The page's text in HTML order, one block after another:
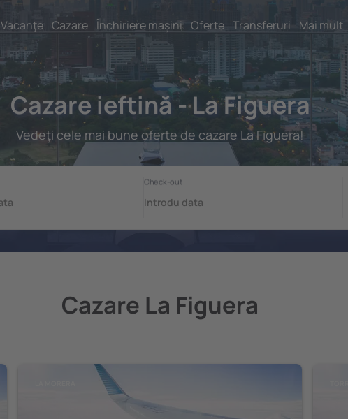
Vacanţe Cazare Închiriere mașini Oferte Transferuri Mai mult
Cazare ieftină - La Figuera
Vedeţi cele mai bune oferte de cazare La Figuera!
Cazare La Figuera